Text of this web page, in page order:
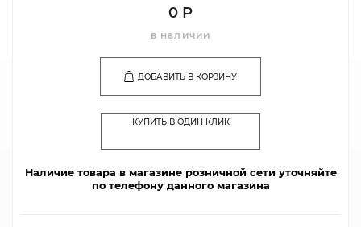
0 Р
в наличии
ДОБАВИТЬ В КОРЗИНУ
КУПИТЬ В ОДИН КЛИК
Наличие товара в магазине розничной сети уточняйте
по телефону данного магазина